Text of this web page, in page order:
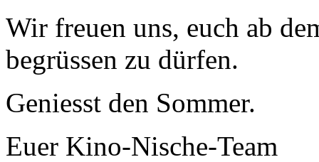
Wir freuen uns, euch ab
begrüssen zu dürfen.
Geniesst den Sommer.
Euer Kino-Nische-Team